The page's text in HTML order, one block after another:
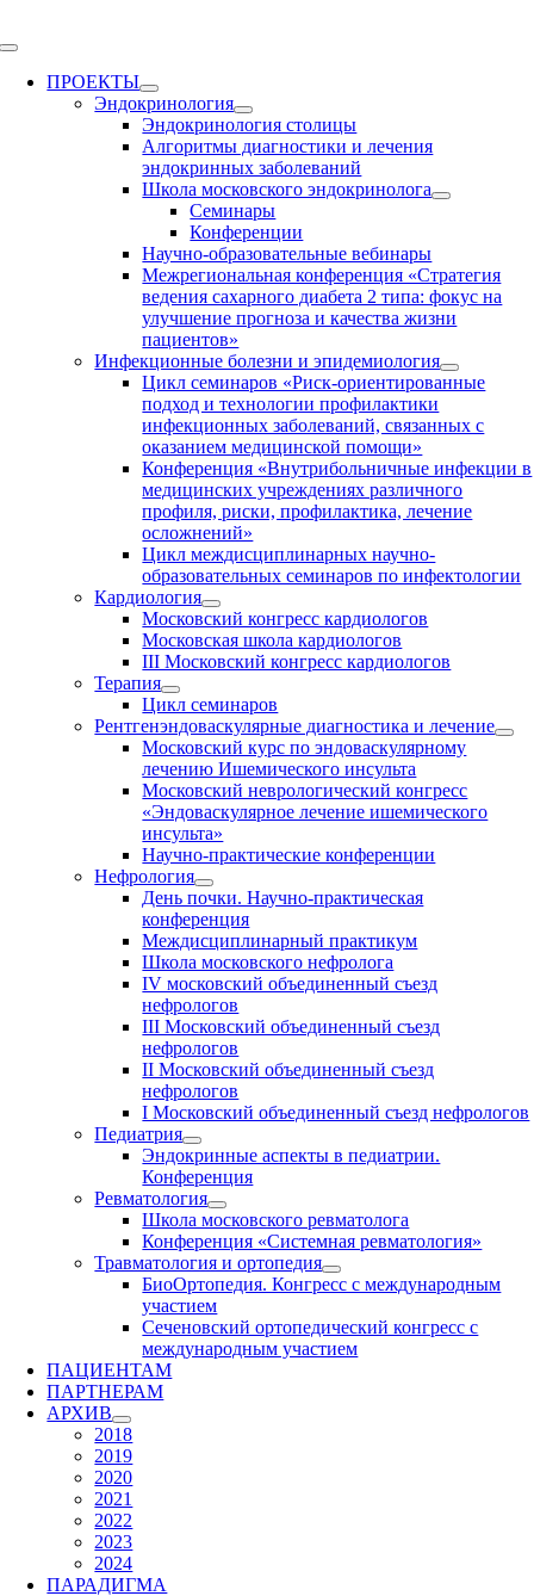
to
Toggle
NavigationПРОЕКТЫ
Эндокринология
Эндокринология столицы
Алгоритмы диагностики и лечения
эндокринных заболеваний
Школа московского эндокринолога
Семинары
Конференции
Научно-образовательные вебинары
Межрегиональная конференция «Стратегия
ведения сахарного диабета 2 типа: фокус на
улучшение прогноза и качества жизни
пациентов»
Инфекционные болезни и эпидемиология
Цикл семинаров «Риск-ориентированные
подход и технологии профилактики
инфекционных заболеваний, связанных с
оказанием медицинской помощи»
Конференция «Внутрибольничные инфекции в
медицинских учреждениях различного
профиля, риски, профилактика, лечение
осложнений»
Цикл междисциплинарных научно-
образовательных семинаров по инфектологии
Кардиология
Московский конгресс кардиологов
Московская школа кардиологов
III Московский конгресс кардиологов
Терапия
Цикл семинаров
Рентгенэндоваскулярные диагностика и лечение
Московский курс по эндоваскулярному
лечению Ишемического инсульта
Московский неврологический конгресс
«Эндоваскулярное лечение ишемического
инсульта»
Научно-практические конференции
Нефрология
День почки. Научно-практическая
конференция
Междисциплинарный практикум
Школа московского нефролога
IV московский объединенный съезд
нефрологов
III Московский объединенный съезд
нефрологов
II Московский объединенный съезд
нефрологов
I Московский объединенный съезд нефрологов
Педиатрия
Эндокринные аспекты в педиатрии.
Конференция
Ревматология
Школа московского ревматолога
Конференция «Системная ревматология»
Травматология и ортопедия
БиоОртопедия. Конгресс с международным
участием
Сеченовский ортопедический конгресс с
международным участием
ПАЦИЕНТАМ
ПАРТНЕРАМ
АРХИВ
2018
2019
2020
2021
2022
2023
2024
ПАРАДИГМА